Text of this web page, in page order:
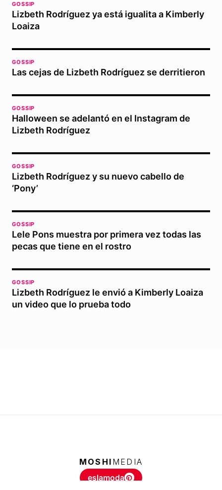
GOSSIP
Lizbeth Rodríguez ya está igualita a Kimberly
Loaiza
GOSSIP
Las cejas de Lizbeth Rodríguez se derritieron
GOSSIP
Halloween se adelantó en el Instagram de
Lizbeth Rodríguez
GOSSIP
Lizbeth Rodríguez y su nuevo cabello de
‘Pony’
GOSSIP
Lele Pons muestra por primera vez todas las
pecas que tiene en el rostro
GOSSIP
Lizbeth Rodríguez le envió a Kimberly Loaiza
un video que lo prueba todo
MOSHI MEDIA
eslamoda